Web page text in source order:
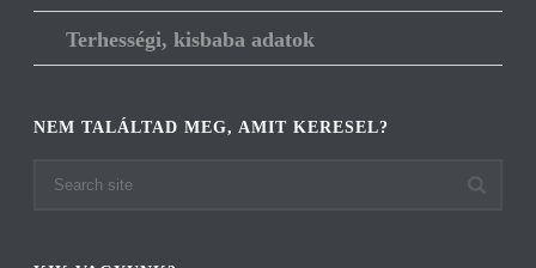
Terhességi, kisbaba adatok
NEM TALÁLTAD MEG, AMIT KERESEL?